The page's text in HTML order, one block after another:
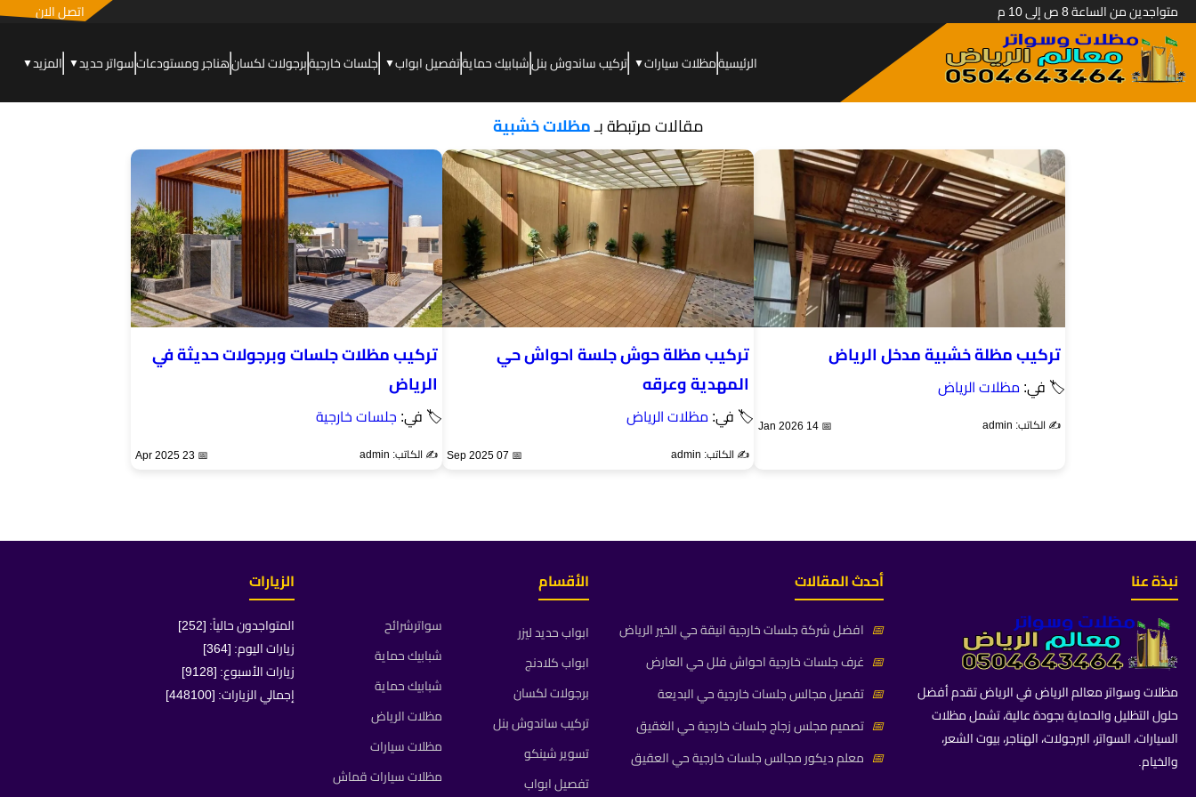
متواجدين من الساعة 8 ص إلى 10 م اتصل الان
الرئيسيةمظلات سيارات▼ تركيب ساندوش بنلشبابيك حمايةتفصيل ابواب▼ جلسات خارجيةبرجولات لكسانهناجر ومستودعاتسواتر حديد▼ المزيد▼
مقالات مرتبطة بـمظلات خشبية
تركيب مظلة خشبية مدخل الرياض
🏷 في: مظلات الرياض
✍️ الكاتب: admin 📅 14 Jan 2026
تركيب مظلة حوش جلسة احواش حي
المهدية وعرقه
🏷 في: مظلات الرياض
✍️ الكاتب: admin 📅 07 Sep 2025
تركيب مظلات جلسات وبرجولات حديثة في
الرياض
🏷 في: جلسات خارجية
✍️ الكاتب: admin 📅 23 Apr 2025
نبذة عنا
مظلات وسواتر معالم الرياض في الرياض تقدم أفضل
حلول التظليل والحماية بجودة عالية، تشمل مظلات
السيارات، السواتر، البرجولات، الهناجر، بيوت الشعر،
والخيام.
أحدث المقالات
📅 افضل شركة جلسات خارجية انيقة حي الخير الرياض
📅 غرف جلسات خارجية احواش فلل حي العارض
📅 تفصيل مجالس جلسات خارجية حي البديعة
📅 تصميم مجلس زجاج جلسات خارجية حي الغقيق
📅 معلم ديكور مجالس جلسات خارجية حي العقيق
الأقسام
ابواب حديد ليزر
ابواب كلادنج
برجولات لكسان
تركيب ساندوش بنل
تسوير شينكو
تفصيل ابواب
سواترشرائح
شبابيك حماية
شبابيك حماية
مظلات الرياض
مظلات سيارات
مظلات سيارات قماش
الزيارات
المتواجدون حالياً: [252]
زيارات اليوم: [364]
زيارات الأسبوع: [9128]
إجمالي الزيارات: [448100]